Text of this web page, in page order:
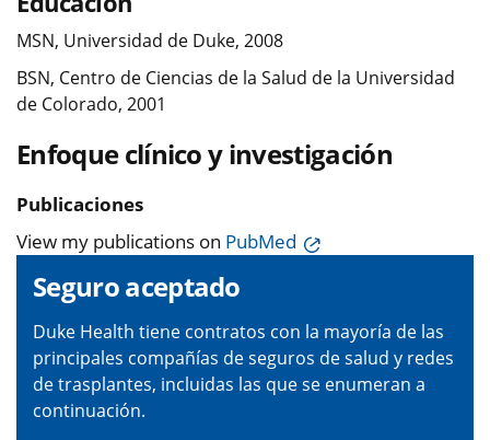
MSN, Universidad de Duke, 2008
BSN, Centro de Ciencias de la Salud de la Universidad
de Colorado, 2001
Enfoque clínico y investigación
Publicaciones
View my publications on PubMed
Seguro aceptado
Duke Health tiene contratos con la mayoría de las
principales compañías de seguros de salud y redes
de trasplantes, incluidas las que se enumeran a
continuación.